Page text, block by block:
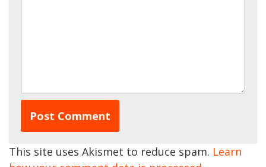
This site uses Akismet to reduce spam. Learn